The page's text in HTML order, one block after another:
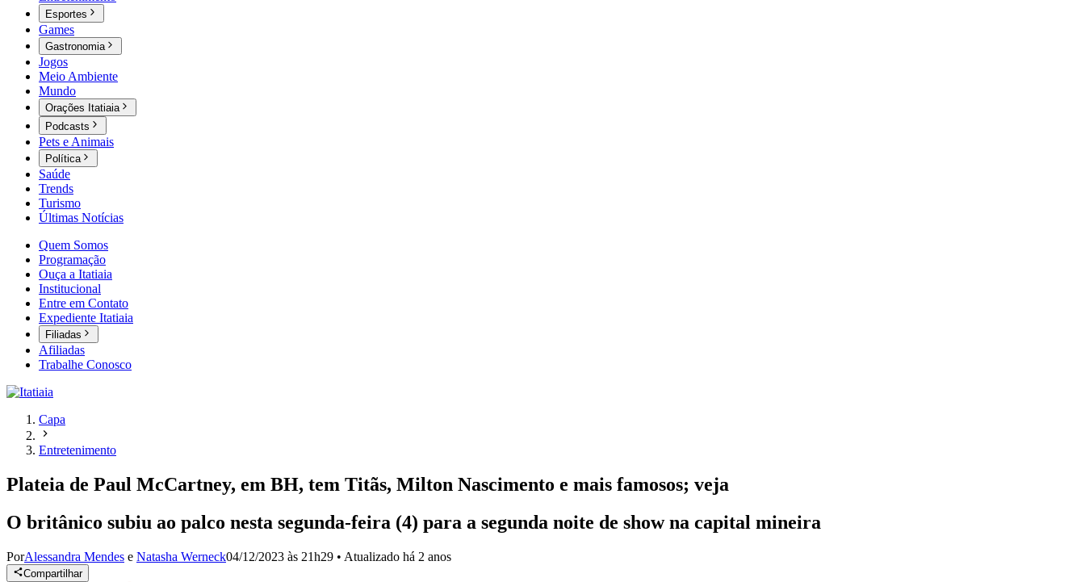
Esportes
Games
Gastronomia
Jogos
Meio Ambiente
Mundo
Orações Itatiaia
Podcasts
Pets e Animais
Política
Saúde
Trends
Turismo
Últimas Notícias
Quem Somos
Programação
Ouça a Itatiaia
Institucional
Entre em Contato
Expediente Itatiaia
Filiadas
Afiliadas
Trabalhe Conosco
Capa
Entretenimento
Plateia de Paul McCartney, em BH, tem Titãs, Milton Nascimento e mais famosos; veja
O britânico subiu ao palco nesta segunda-feira (4) para a segunda noite de show na capital mineira
PorAlessandra Mendes e Natasha Werneck04/12/2023 às 21h29 • Atualizado há 2 anos
Compartilhar